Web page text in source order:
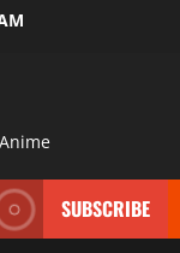
SUBSCRIBE